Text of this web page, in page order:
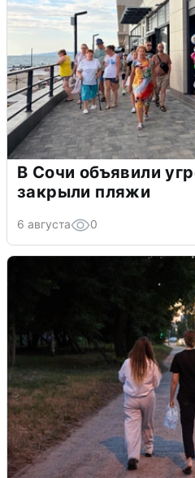
В Сочи объявили
закрыли пляжи
6 августа 0